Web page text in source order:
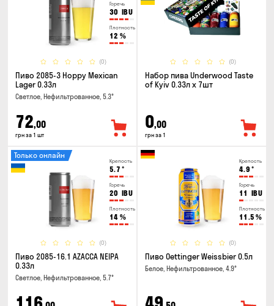
Горечь
30 IBU
Плотность
12 %
(0)
Пиво 2085-3 Hoppy Mexican
Lager 0.33л
Светлое, Нефильтрованное, 5.3°
72,00
грн за 1 шт
(0)
Набор пива Underwood Taste
of Kyiv 0.33л x 7шт
0,00
грн за 1
Крепость
5.7 °
Горечь
20 IBU
Плотность
14 %
(0)
Только онлайн
Пиво 2085-16.1 AZACCA NEIPA
0.33л
Светлое, Нефильтрованное, 5.7°
Крепость
4.9 °
Горечь
11 IBU
Плотность
11.5 %
(0)
Пиво Oettinger Weissbier 0.5л
Белое, Нефильтрованное, 4.9°